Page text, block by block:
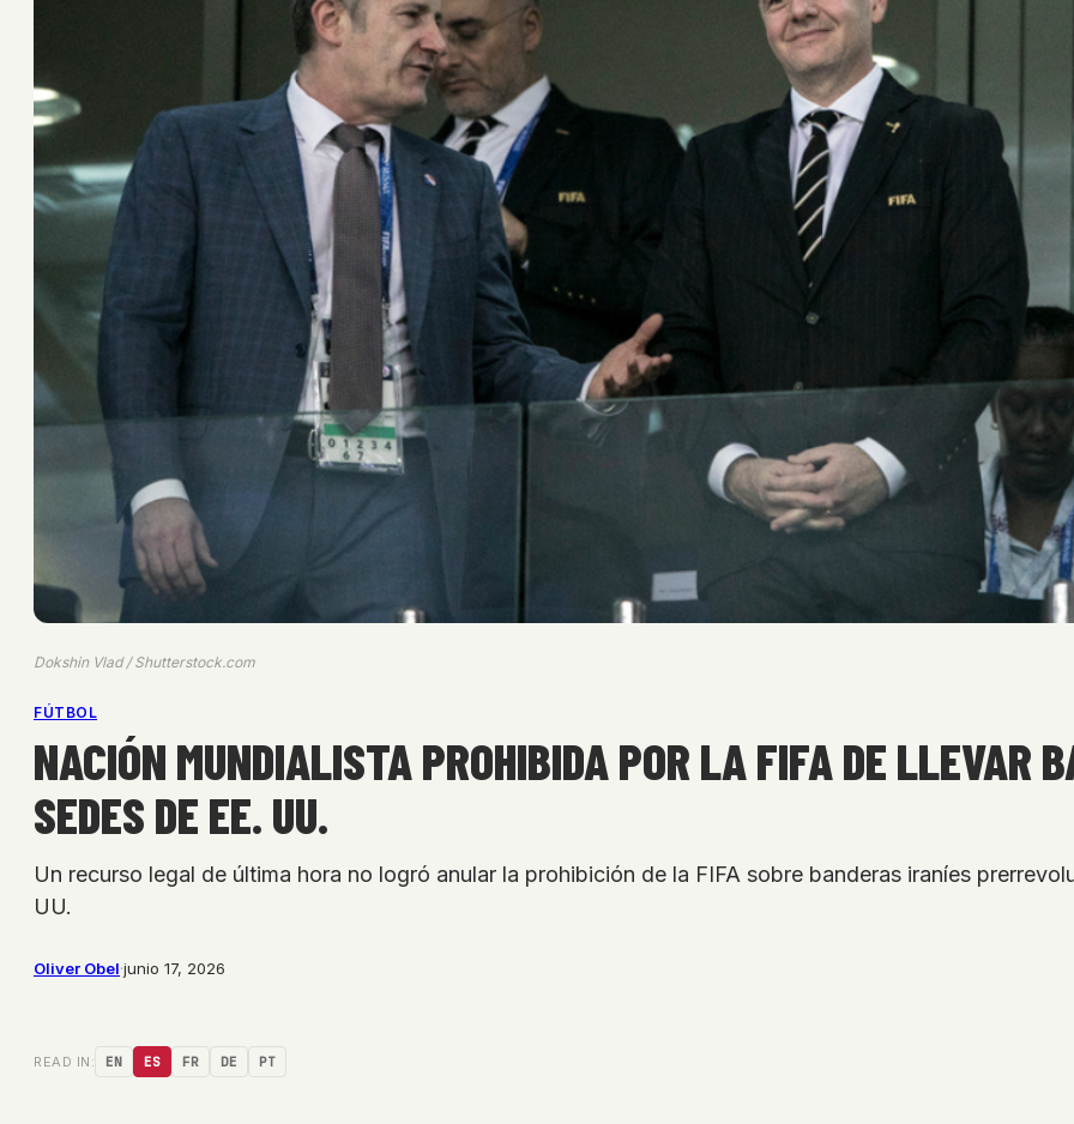
Dokshin Vlad / Shutterstock.com
FÚTBOL
NACIÓN MUNDIALISTA PROHIBIDA POR LA FIFA DE LLEVAR
SEDES DE EE. UU.
Un recurso legal de última hora no logró anular la prohibición de la FIFA sobre banderas iraníes
UU.
Oliver Obel·junio 17, 2026
READ IN: EN ES FR DE PT